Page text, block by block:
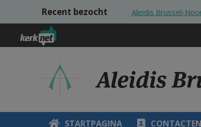
Overslaan en naar de inhoud gaan
Recent bezocht Aleidis Brussel-
Aleidis
STARTPAGINA CONTACTEN